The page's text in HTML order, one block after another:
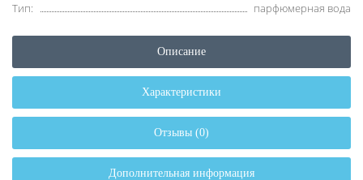
Тип:
парфюмерная вода
Описание
Характеристики
Отзывы (0)
Дополнительная информация